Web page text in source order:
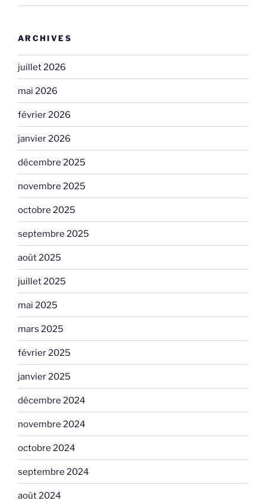
ARCHIVES
juillet 2026
mai 2026
février 2026
janvier 2026
décembre 2025
novembre 2025
octobre 2025
septembre 2025
août 2025
juillet 2025
mai 2025
mars 2025
février 2025
janvier 2025
décembre 2024
novembre 2024
octobre 2024
septembre 2024
août 2024